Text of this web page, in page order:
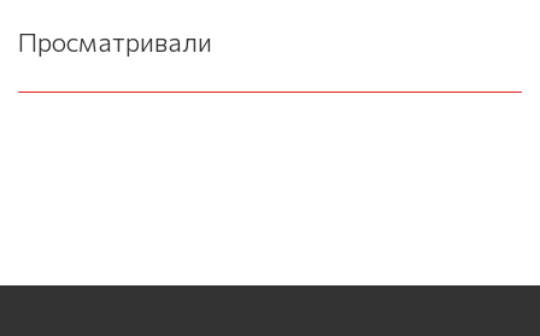
Просматривали